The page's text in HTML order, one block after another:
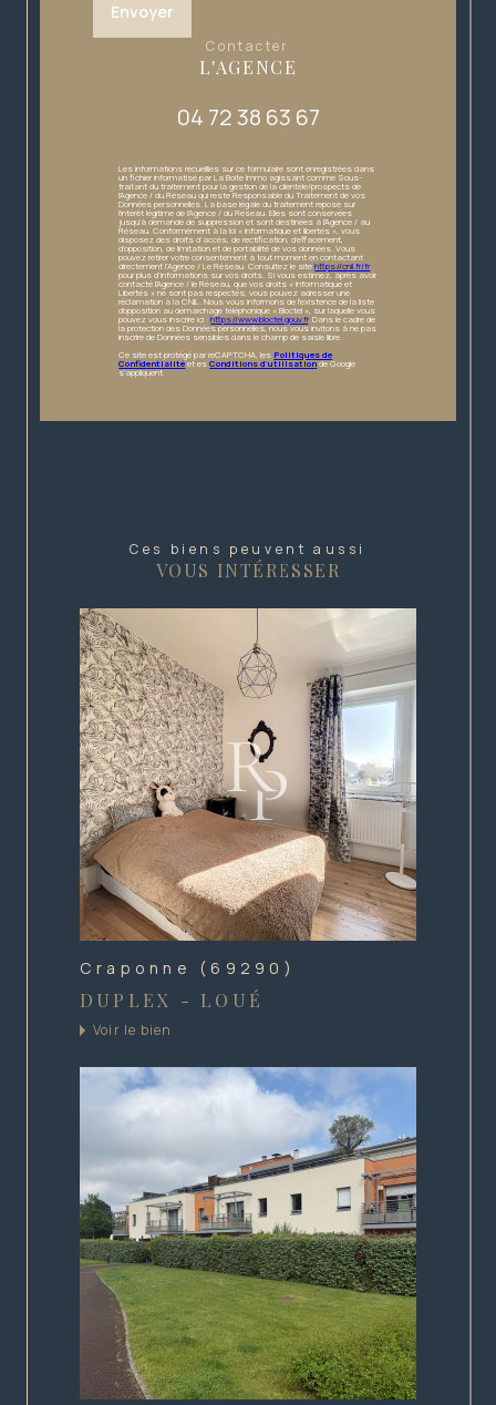
Envoyer
contacter
L'AGENCE
04 72 38 63 67
Les informations recueillies sur ce formulaire sont enregistrées dans
un fichier informatisé par La Boite Immo agissant comme Sous-
traitant du traitement pour la gestion de la clientèle/prospects de
l'Agence / du Réseau qui reste Responsable du Traitement de vos
Données personnelles. La base légale du traitement repose sur
l'intérêt légitime de l'Agence / du Réseau. Elles sont conservées
jusqu'à demande de suppression et sont destinées à l'Agence / au
Réseau. Conformément à la loi « informatique et libertés », vous
disposez des droits d’accès, de rectification, d’effacement,
d’opposition, de limitation et de portabilité de vos données. Vous
pouvez retirer votre consentement à tout moment en contactant
directement l’Agence / Le Réseau. Consultez le sitehttps://cnil.fr/fr
pour plus d’informations sur vos droits. Si vous estimez, après avoir
contacté l'Agence / le Réseau, que vos droits « Informatique et
Libertés » ne sont pas respectés, vous pouvez adresser une
réclamation à la CNIL. Nous vous informons de l’existence de la liste
d'opposition au démarchage téléphonique « Bloctel », sur laquelle vous
pouvez vous inscrire ici :https://www.bloctel.gouv.fr. Dans le cadre de
la protection des Données personnelles, nous vous invitons à ne pas
inscrire de Données sensibles dans le champ de saisie libre.
Ce site est protégé par reCAPTCHA, les Politiques de
Confidentialitéet esConditions d'utilisationde Google
s'appliquent.
Ces biens peuvent aussi
VOUS INTÉRESSER
Craponne (69290)
DUPLEX - LOUÉ
Voir le bien